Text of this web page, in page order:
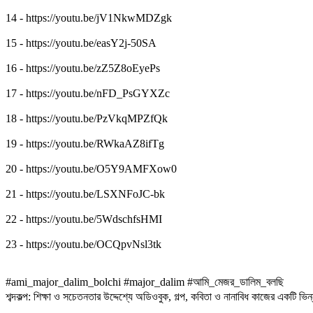
14 - https://youtu.be/jV1NkwMDZgk
15 - https://youtu.be/easY2j-50SA
16 - https://youtu.be/zZ5Z8oEyePs
17 - https://youtu.be/nFD_PsGYXZc
18 - https://youtu.be/PzVkqMPZfQk
19 - https://youtu.be/RWkaAZ8ifTg
20 - https://youtu.be/O5Y9AMFXow0
21 - https://youtu.be/LSXNFoJC-bk
22 - https://youtu.be/5WdschfsHMI
23 - https://youtu.be/OCQpvNsl3tk
#ami_major_dalim_bolchi #major_dalim #আমি_মেজর_ডালিম_বলছি
শব্দকল্প: শিক্ষা ও সচেতনতার উদ্দেশ্যে অডিওবুক, গল্প, কবিতা ও নানাবিধ কাজের একটি